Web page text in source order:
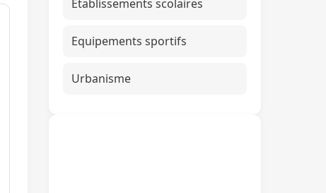
Etablissements scolaires
Equipements sportifs
Urbanisme